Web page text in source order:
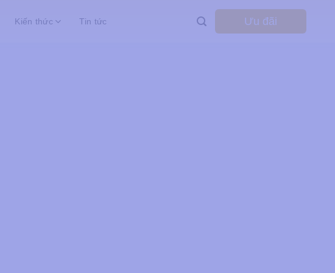
Kiến thức Tin tức Ưu đãi